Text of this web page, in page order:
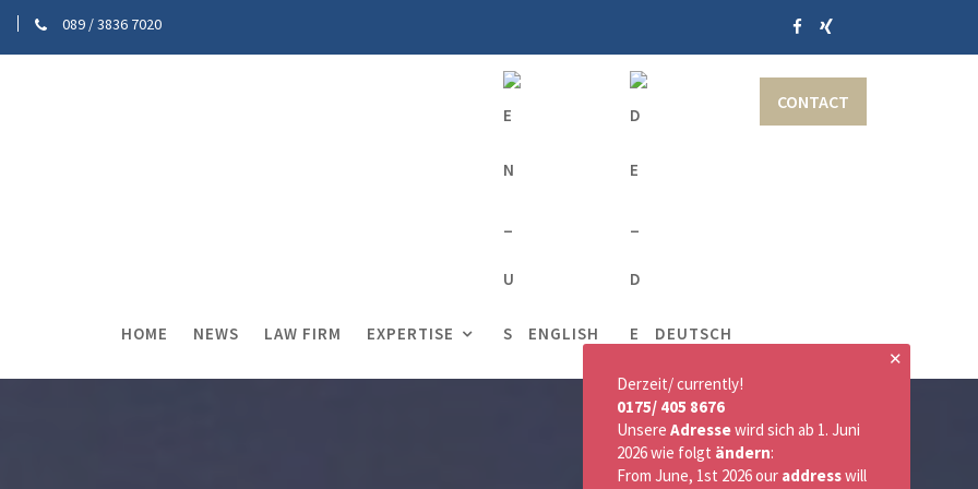
089 / 3836 7020
CONTACT
HOME NEWS LAW FIRM EXPERTISE ENGLISH DEUTSCH
✕
Derzeit/ currently!
0175/ 405 8676
Unsere Adressewird sich ab 1. Juni
2026 wie folgt ändern:
From June, 1st 2026 our addresswill